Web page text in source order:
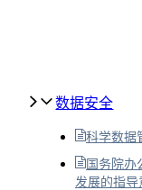
数据安全
科学数据
国务院办
发展的指导